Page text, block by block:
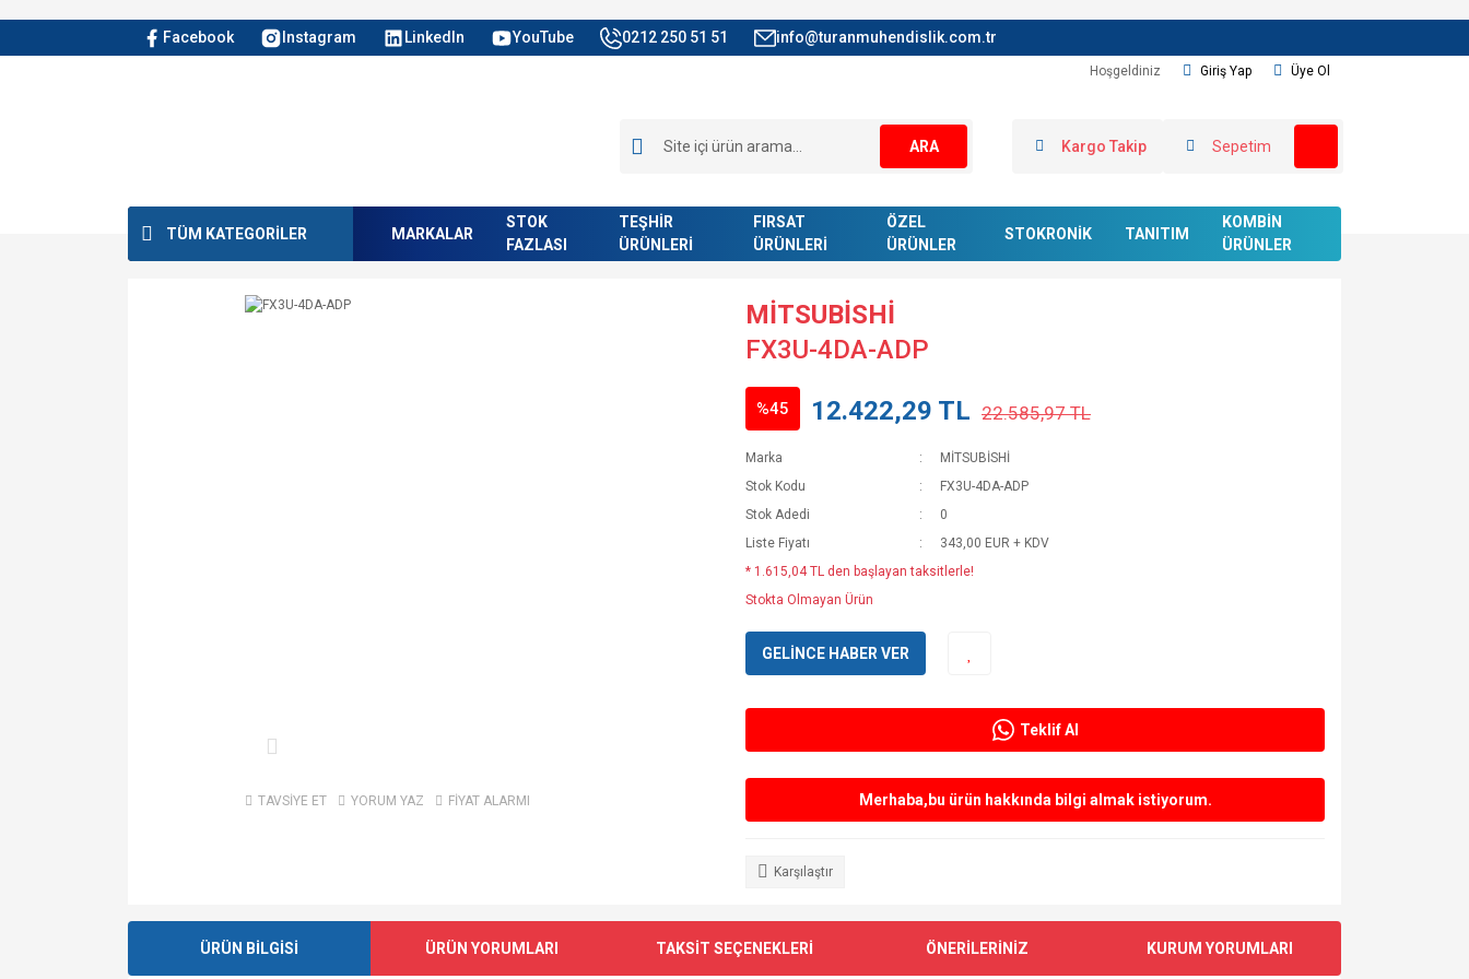
Facebook Instagram LinkedIn YouTube 0212 250 51 51 info@turanmuhendislik.com.tr
Hoşgeldiniz Giriş Yap Üye Ol
ARA Kargo Takip Sepetim
TÜM KATEGORİLER MARKALAR
STOK
FAZLASI
TEŞHİR
ÜRÜNLERİ
FIRSAT
ÜRÜNLERİ
ÖZEL
ÜRÜNLER
STOKRONİK TANITIM
KOMBİN
ÜRÜNLER
TAVSİYE ET YORUM YAZ FİYAT ALARMI
MİTSUBİSHİ
FX3U-4DA-ADP
%45 12.422,29 TL 22.585,97 TL
Marka
MİTSUBİSHİ
Stok Kodu
FX3U-4DA-ADP
Stok Adedi
0
Liste Fiyatı
343,00 EUR + KDV
* 1.615,04 TL den başlayan taksitlerle!
Stokta Olmayan Ürün
GELİNCE HABER VER
Teklif Al
Merhaba,bu ürün hakkında bilgi almak istiyorum.
Karşılaştır
ÜRÜN BİLGİSİ ÜRÜN YORUMLARI TAKSİT SEÇENEKLERİ ÖNERİLERİNİZ KURUM YORUMLARI